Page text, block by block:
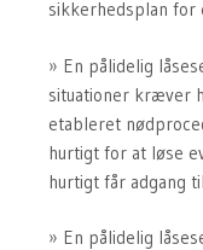
sikkerhedsplan for
En pålidelig
situationer kræver
etableret
hurtigt for at løse
hurtigt får adgang
En pålidelig